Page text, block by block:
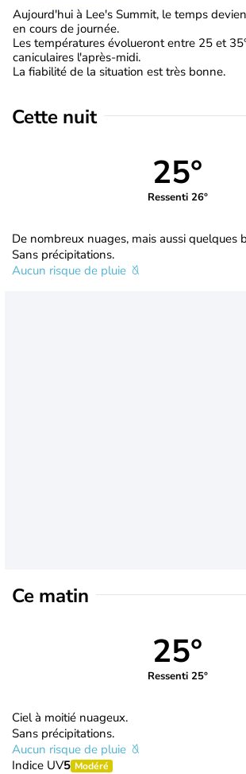
Aujourd'hui à Lee's Summit, le temps
en cours de journée.
Les températures évolueront entre 25 et
caniculaires l'après-midi.
La fiabilité de la situation est très bonne.
Cette nuit
25°
Ressenti 26°
De nombreux nuages, mais aussi quelques
Sans précipitations.
Aucun risque de pluie
Ce matin
25°
Ressenti 25°
Ciel à moitié nuageux.
Sans précipitations.
Aucun risque de pluie
Indice UV5 Modéré